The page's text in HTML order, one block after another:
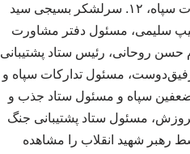
غرب، ۱۱. شهید سید جولایی، فرماندهی قرارگاه مهندسی کوثر صراط در جنوب، وزارت سپاه، ۱۲. سرلشکر بسیجی سید
مهندسی صنعتی و پشتیبانی جنگ، ۱۳. امیر سرتیپ سلیمی، مسئول دفتر مشاورت
جنگ‌های نامنظم و وزیر دفاع، ۱۴. حجت‌الاسلام حسن روحانی، رئیس ستاد پشتیبانی
ستاد مرکزی سپاه در دوران دفاع مقدس، ۱۶. محسن رفیق‌دوست، مسئول تدارکات سپاه و
بسیج مستضعفین سپاه و مسئول ستاد جذب و
سرتیپ پاسدار جلالی، وزیر دفاع و ۱۹. مهندس فروزش، مسئول ستاد پشتیبانی جنگ
رهبر شهید انقلاب را مشاهده